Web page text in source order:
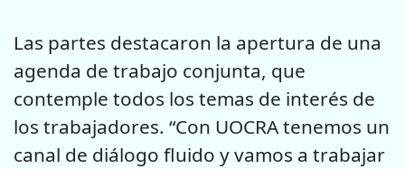
Las partes destacaron la apertura de una
agenda de trabajo conjunta, que
contemple todos los temas de interés de
los trabajadores. “Con UOCRA tenemos un
canal de diálogo fluido y vamos a trabajar